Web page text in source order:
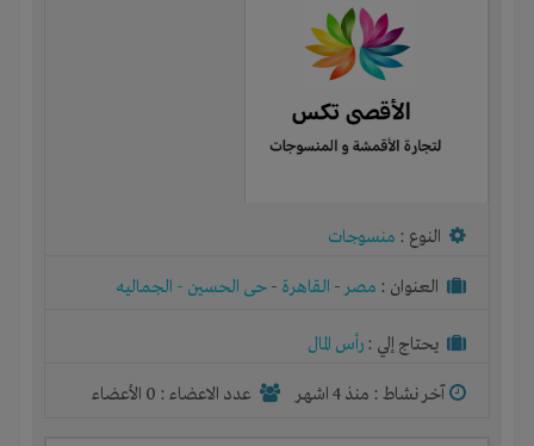
النوع : منسوجات
العنوان : مصر- القاهرة - حى الحسين - الجماليه
يحتاج إلي : رأس المال
آخر نشاط : منذ 4 اشهر عدد الاعضاء : 0 الأعضاء